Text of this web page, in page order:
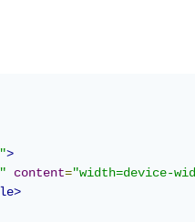
>
content="width=device-